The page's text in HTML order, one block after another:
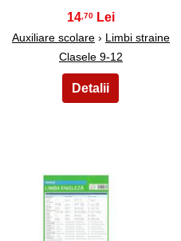
14 ,70
Auxiliare scolare› Limbi straine
Clasele 9-12
21